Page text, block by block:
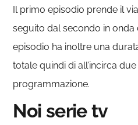
Il primo episodio prende il
seguito dal secondo in
episodio ha inoltre una
totale quindi di all’incirca
programmazione.
Noi serie tv